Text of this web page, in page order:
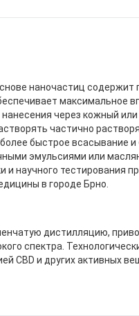
наночастиц содержит
максимальное
через кожный
частично
быстрое всасывание
эмульсиями или
и научного тестирования
в городе Брно.
дистилляцию,
спектра.
CBD и других активных